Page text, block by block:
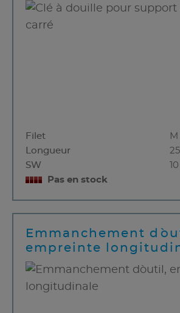
Filet
Longueur
SW
Pas en stock
Emmanchement
empreinte